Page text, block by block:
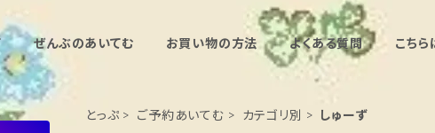
ぜんぶのあいてむ お買い物の方法 よくある質問 こちら
とっぷ ご予約あいてむ カテゴリ別 しゅーず